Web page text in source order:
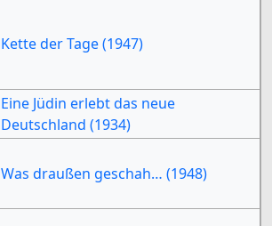
Kette der Tage (1947)
Eine Jüdin erlebt das neue
Deutschland (1934)
Was draußen geschah… (1948)